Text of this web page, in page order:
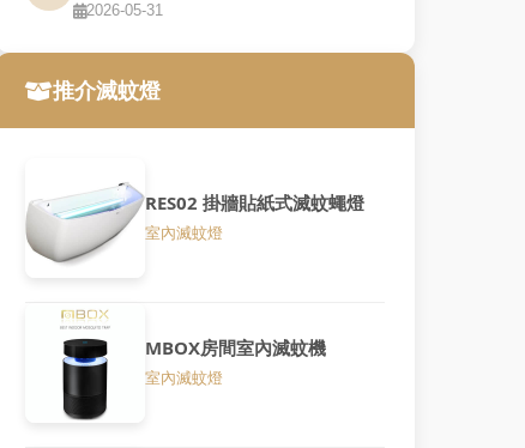
2026-05-31
推介滅蚊燈
RES02 掛牆貼紙式滅蚊蠅燈
室內滅蚊燈
MBOX房間室內滅蚊機
室內滅蚊燈